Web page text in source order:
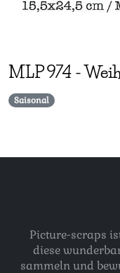
MLP974 -
Saisonal
Picture-scraps
diese
sammeln und